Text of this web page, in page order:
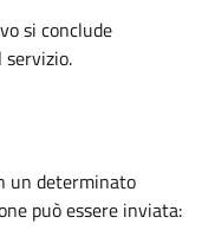
si conclude
un determinato
può essere inviata: